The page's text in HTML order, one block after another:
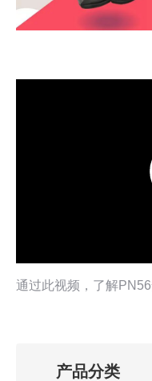
通过此视频，了解PN56
产品分类